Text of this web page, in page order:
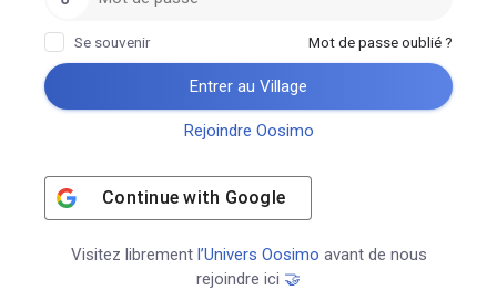
Se souvenir Mot de passe oublié ?
Entrer au Village
Rejoindre Oosimo
Continue with Google
Visitez librement l’Univers Oosimo avant de nous
rejoindre ici 🤝